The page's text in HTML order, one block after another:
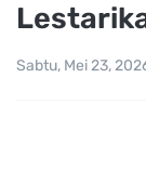
Sabtu, Mei 23,